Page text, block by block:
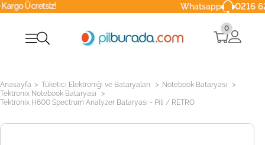
0216 629 90 40
0
Anasayfa > Tüketici Elektroniği ve Bataryaları > Notebook Bataryası >
Tektronix Notebook Bataryası >
Tektronix H600 Spectrum Analyzer Bataryası - Pili / RETRO